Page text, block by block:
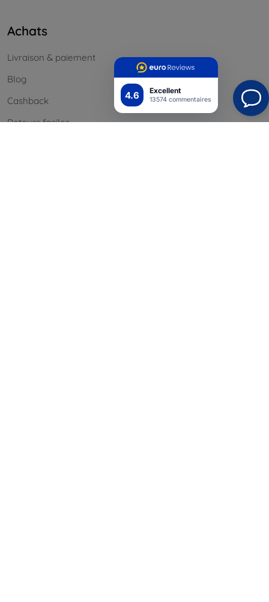
4.6 Excellent
13574 commentaires
Achats
Livraison & paiement
Blog
Cashback
Retours faciles